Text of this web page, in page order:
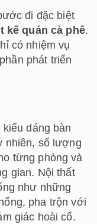
đi đặc biệt
kế quán cà phê.
có nhiệm vụ
phát triển
dáng bàn
nhiên, số lượng
từng phòng và
gian. Nội thất
như những
pha trộn với
giác hoài cổ.